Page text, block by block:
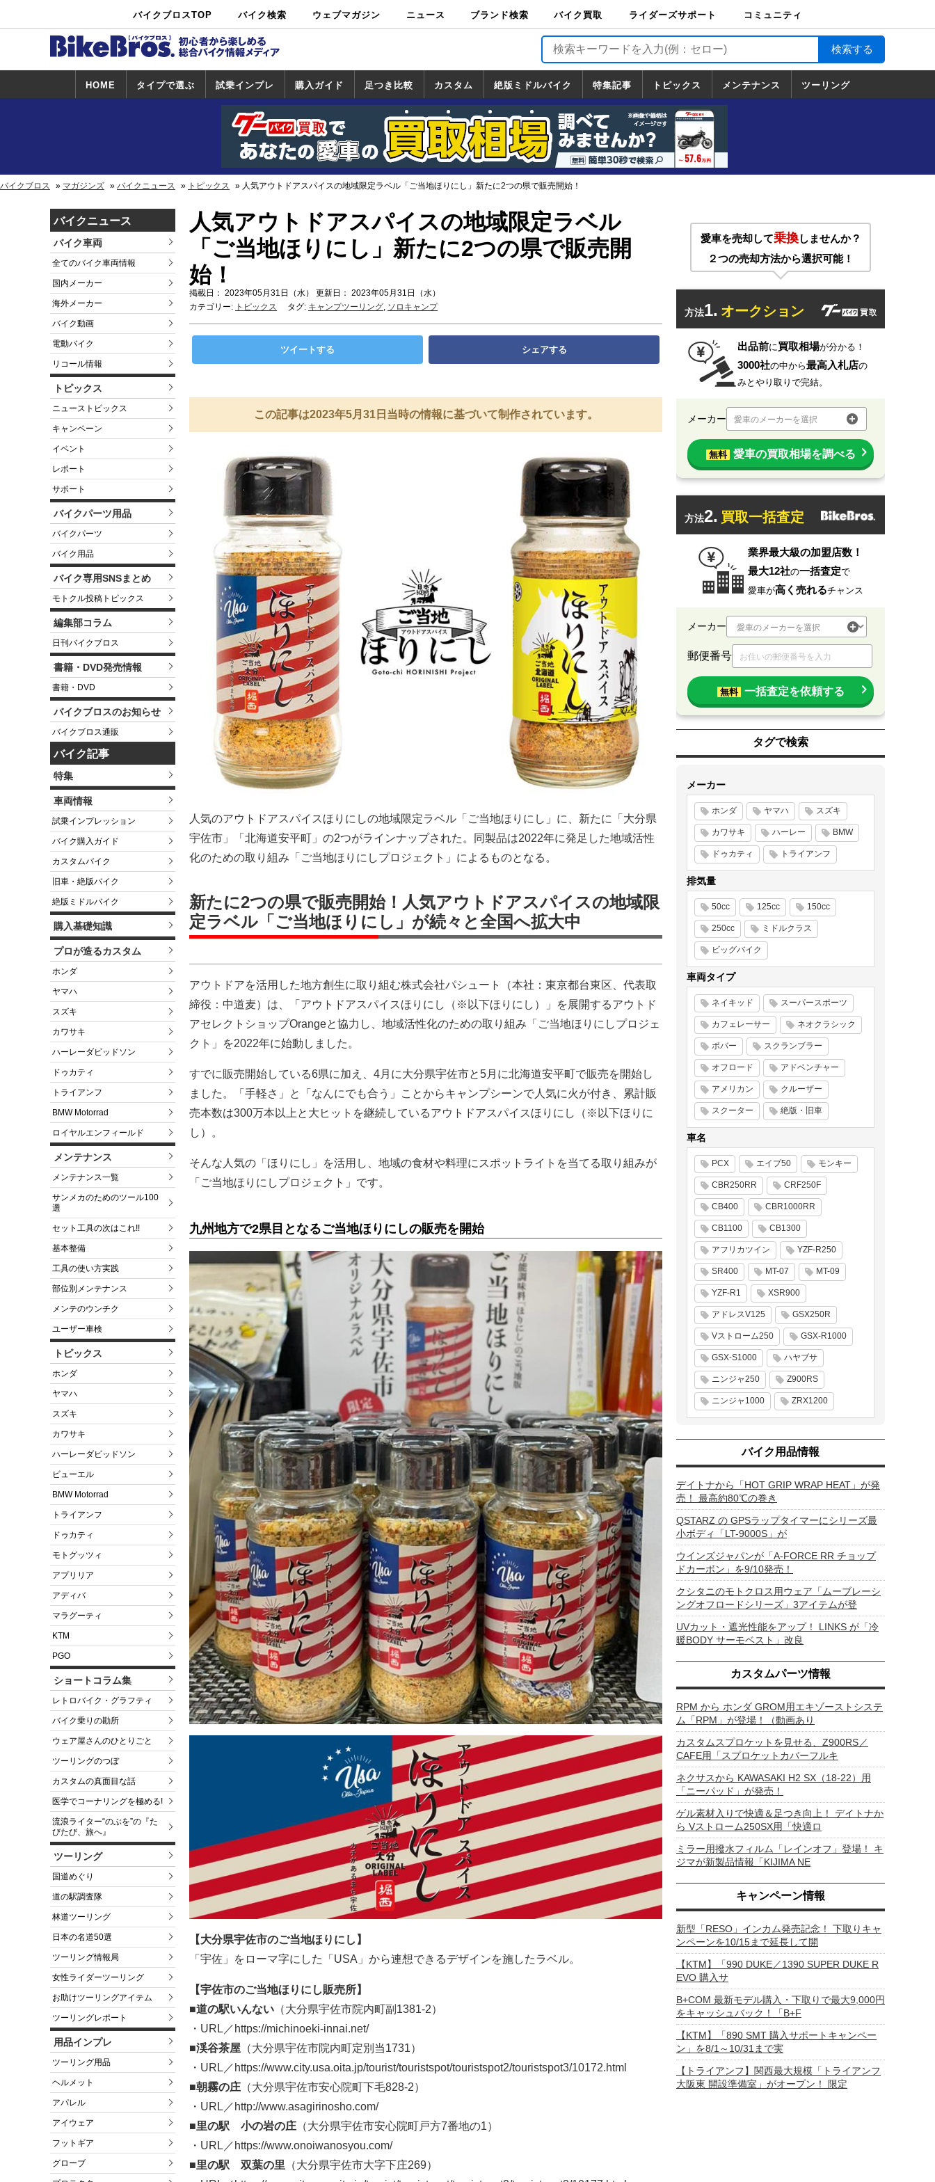
バイクブロスTOP バイク検索
中古バイ
ク・新車検
カタログ検
索
ショップ検
索
ウェブマガジン ニュース ブランド検索 バイク買取
バイク買取
ライダーズサポート
ライダーズサポート
TOP
バイク輸送
バイクガレージライ
フ
バイク車両保険
ロードサービス
バイク試乗
コミュニティ
HOME タイプで選ぶ 試乗インプレ
試乗インプレ
一覧
ホンダ
ヤマハ
スズキ
カワサキ
ハーレー
BMW
トライアンフ
ドゥカティ
購入ガイド
一覧
足つき比較 カスタム
カスタム
一覧
ホンダ
ヤマハ
スズキ
カワサキ
絶版ミドルバイク
絶版ミドルバイク
一覧
ホンダ
ヤマハ
スズキ
カワサキ
特集記事 トピックス
トピックス
一覧
ホンダ
ヤマハ
スズキ
カワサキ
ハーレーダ
ビッドソン
BMW
ドゥカティ
トライアン
フ
メンテナンス ツーリング
道の駅調査隊
ツーリング情報局
日本の道50選
国道めぐり
林道ツーリング
バイクブロス マガジンズ バイクニュース トピックス 人気アウトドアスパイスの地域限定ラベル「ご当地ほりにし」新たに2つの県で販売開始！
バイクニュース
バイク車両
全てのバイク車両情報
国内メーカー
海外メーカー
バイク動画
電動バイク
リコール情報
トピックス
ニューストピックス
キャンペーン
イベント
レポート
サポート
バイクパーツ用品
バイクパーツ
バイク用品
バイク専用SNSまとめ
モトクル投稿トピックス
編集部コラム
日刊バイクブロス
書籍・DVD発売情報
書籍・DVD
バイクブロスのお知らせ
バイクブロス通販
バイク記事
特集
車両情報
試乗インプレッション
バイク購入ガイド
カスタムバイク
旧車・絶版バイク
絶版ミドルバイク
購入基礎知識
プロが造るカスタム
ホンダ
ヤマハ
スズキ
カワサキ
ハーレーダビッドソン
ドゥカティ
トライアンフ
BMW Motorrad
ロイヤルエンフィールド
メンテナンス
メンテナンス一覧
サンメカのためのツール100
選
セット工具の次はこれ!!
基本整備
工具の使い方実践
部位別メンテナンス
メンテのウンチク
ユーザー車検
トピックス
ホンダ
ヤマハ
スズキ
カワサキ
ハーレーダビッドソン
ビューエル
BMW Motorrad
トライアンフ
ドゥカティ
モトグッツィ
アプリリア
アディバ
マラグーティ
KTM
PGO
ショートコラム集
レトロバイク・グラフティ
バイク乗りの勘所
ウェア屋さんのひとりごと
ツーリングのつぼ
カスタムの真面目な話
医学でコーナリングを極める!
流浪ライター“のぶを”の『た
びたび、旅へ』
ツーリング
国道めぐり
道の駅調査隊
林道ツーリング
日本の名道50選
ツーリング情報局
女性ライダーツーリング
お助けツーリングアイテム
ツーリングレポート
用品インプレ
ツーリング用品
ヘルメット
アパレル
アイウェア
フットギア
グローブ
人気アウトドアスパイスの地域限定ラベル
「ご当地ほりにし」新たに2つの県で販売開
始！
掲載日： 2023年05月31日（水） 更新日： 2023年05月31日（水）
カテゴリー: トピックス タグ: キャンプツーリング, ソロキャンプ
ツイートする シェアする
この記事は2023年5月31日当時の情報に基づいて制作されています。
人気のアウトドアスパイスほりにしの地域限定ラベル「ご当地ほりにし」に、新たに「大分県
宇佐市」「北海道安平町」の2つがラインナップされた。同製品は2022年に発足した地域活性
化のための取り組み「ご当地ほりにしプロジェクト」によるものとなる。
新たに2つの県で販売開始！人気アウトドアスパイスの地域限
定ラベル「ご当地ほりにし」が続々と全国へ拡大中
アウトドアを活用した地方創生に取り組む株式会社パシュート（本社：東京都台東区、代表取
締役：中道麦）は、「アウトドアスパイスほりにし（※以下ほりにし）」を展開するアウトド
アセレクトショップOrangeと協力し、地域活性化のための取り組み「ご当地ほりにしプロジェ
クト」を2022年に始動しました。
すでに販売開始している6県に加え、4月に大分県宇佐市と5月に北海道安平町で販売を開始し
ました。「手軽さ」と「なんにでも合う」ことからキャンプシーンで人気に火が付き、累計販
売本数は300万本以上と大ヒットを継続しているアウトドアスパイスほりにし（※以下ほりに
し）。
そんな人気の「ほりにし」を活用し、地域の食材や料理にスポットライトを当てる取り組みが
「ご当地ほりにしプロジェクト」です。
九州地方で2県目となるご当地ほりにしの販売を開始
【大分県宇佐市のご当地ほりにし】
「宇佐」をローマ字にした「USA」から連想できるデザインを施したラベル。
【宇佐市のご当地ほりにし販売所】
■道の駅いんない （大分県宇佐市院内町副1381-2）
・URL／https://michinoeki-innai.net/
■渓谷茶屋 （大分県宇佐市院内町定別当1731）
・URL／https://www.city.usa.oita.jp/tourist/touristspot/touristspot2/touristspot3/10172.html
■朝霧の庄 （大分県宇佐市安心院町下毛828-2）
・URL／http://www.asagirinosho.com/
■里の駅 小の岩の庄 （大分県宇佐市安心院町戸方7番地の1）
・URL／https://www.onoiwanosyou.com/
■里の駅 双葉の里 （大分県宇佐市大字下庄269）
愛車を売却して乗換しませんか？
２つの売却方法から選択可能！
方法1. オークション
出品前に買取相場が分かる！
3000社の中から最高入札店の
みとやり取りで完結。
メーカー 愛車のメーカーを選択
無料 愛車の買取相場を調べる
方法2. 買取一括査定
業界最大級の加盟店数！
最大12社の一括査定で
愛車が高く売れるチャンス
メーカー
郵便番号
無料 一括査定を依頼する
タグで検索
メーカー
ホンダ ヤマハ スズキ
カワサキ ハーレー BMW
ドゥカティ トライアンフ
排気量
50cc 125cc 150cc
250cc ミドルクラス
ビッグバイク
車両タイプ
ネイキッド スーパースポーツ
カフェレーサー ネオクラシック
ボバー スクランブラー
オフロード アドベンチャー
アメリカン クルーザー
スクーター 絶版・旧車
車名
PCX エイプ50 モンキー
CBR250RR CRF250F
CB400 CBR1000RR
CB1100 CB1300
アフリカツイン YZF-R250
SR400 MT-07 MT-09
YZF-R1 XSR900
アドレスV125 GSX250R
Vストローム250 GSX-R1000
GSX-S1000 ハヤブサ
ニンジャ250 Z900RS
ニンジャ1000 ZRX1200
バイク用品情報
デイトナから「HOT GRIP WRAP HEAT」が発
売！ 最高約80℃の巻き
QSTARZ の GPSラップタイマーにシリーズ最
小ボディ「LT-9000S」が
ウインズジャパンが「A-FORCE RR チョップ
ドカーボン」を9/10発売！
クシタニのモトクロス用ウェア「ムーブレーシ
ングオフロードシリーズ」3アイテムが登
UVカット・遮光性能をアップ！ LINKS が「冷
暖BODY サーモベスト」改良
カスタムパーツ情報
RPM から ホンダ GROM用エキゾーストシステ
ム「RPM」が登場！（動画あり
カスタムスプロケットを見せる、Z900RS／
CAFE用「スプロケットカバーフルキ
ネクサスから KAWASAKI H2 SX（18-22）用
「ニーパッド」が発売！
ゲル素材入りで快適＆足つき向上！ デイトナか
ら Vストローム250SX用「快適ロ
ミラー用撥水フィルム「レインオフ」登場！ キ
ジマが新製品情報「KIJIMA NE
キャンペーン情報
新型「RESO」インカム発売記念！ 下取りキャ
ンペーンを10/15まで延長して開
【KTM】「990 DUKE／1390 SUPER DUKE R
EVO 購入サ
B+COM 最新モデル購入・下取りで最大9,000円
をキャッシュバック！「B+F
【KTM】「890 SMT 購入サポートキャンペー
ン」を8/1～10/31まで実
【トライアンフ】関西最大規模「トライアンフ
大阪東 開設準備室」がオープン！ 限定